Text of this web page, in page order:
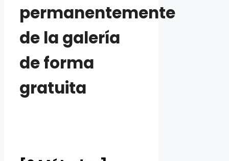
permanentemente
de la galería
de forma
gratuita